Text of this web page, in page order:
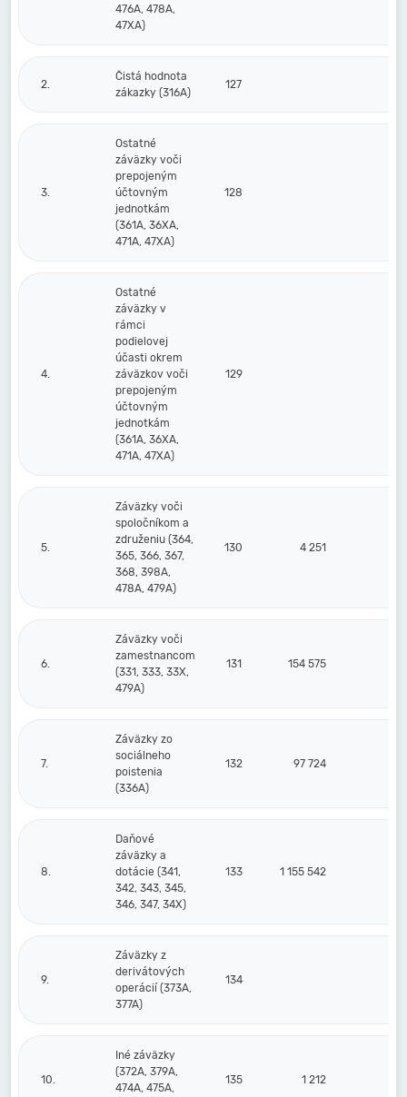
476A, 478A,
47XA)
2.
Čistá hodnota
zákazky (316A)
127
3.
Ostatné
záväzky voči
prepojeným
účtovným
jednotkám
(361A, 36XA,
471A, 47XA)
128
4.
Ostatné
záväzky v
rámci
podielovej
účasti okrem
záväzkov voči
prepojeným
účtovným
jednotkám
(361A, 36XA,
471A, 47XA)
129
5.
Záväzky voči
spoločníkom a
združeniu (364,
365, 366, 367,
368, 398A,
478A, 479A)
130 4 251
6.
Záväzky voči
zamestnancom
(331, 333, 33X,
479A)
131 154 575
7.
Záväzky zo
sociálneho
poistenia
(336A)
132 97 724
8.
Daňové
záväzky a
dotácie (341,
342, 343, 345,
346, 347, 34X)
133 1 155 542
9.
Záväzky z
derivátových
operácií (373A,
377A)
134
10.
Iné záväzky
(372A, 379A,
474A, 475A,
135 1 212